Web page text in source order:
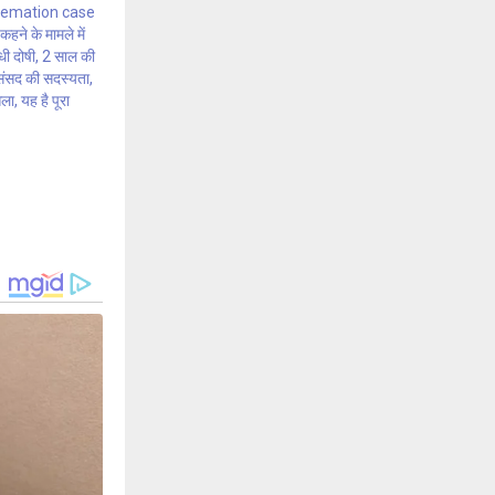
case
कहने के मामले में
दोषी, 2 साल की
की सदस्यता,
यह है पूरा